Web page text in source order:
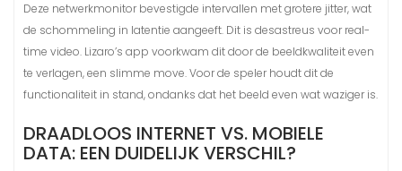
Deze netwerkmonitor bevestigde intervallen met grotere jitter, wat
de schommeling in latentie aangeeft. Dit is desastreus voor real-
time video. Lizaro’s app voorkwam dit door de beeldkwaliteit even
te verlagen, een slimme move. Voor de speler houdt dit de
functionaliteit in stand, ondanks dat het beeld even wat waziger is.
DRAADLOOS INTERNET VS. MOBIELE
DATA: EEN DUIDELIJK VERSCHIL?